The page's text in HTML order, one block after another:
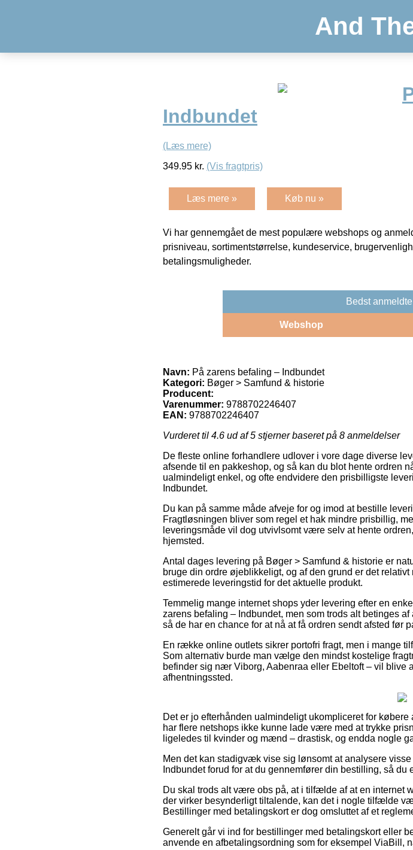
And
Indbundet
(Læs mere)
349.95 kr. (Vis fragtpris)
Læs mere » Køb nu »
Vi har gennemgået de mest populære webshops og
prisniveau, sortimentstørrelse, kundeservice,
betalingsmuligheder.
Bedst
Webshop
Navn: På zarens befaling – Indbundet
Kategori: Bøger > Samfund & historie
Producent:
Varenummer: 9788702246407
EAN: 9788702246407
Vurderet til 4.6 ud af 5 stjerner baseret på 8 anmeldelser
De fleste online forhandlere udlover i vore dage diverse
afsende til en pakkeshop, og så kan du blot hente ordren
ualmindeligt enkel, og ofte endvidere den prisbilligste
Indbundet.
Du kan på samme måde afveje for og imod at bestille
Fragtløsningen bliver som regel et hak mindre prisbillig,
leveringsmåde vil dog utvivlsomt være selv at hente
hjemsted.
Antal dages levering på Bøger > Samfund & historie er
bruge din ordre øjeblikkeligt, og af den grund er det
estimerede leveringstid for det aktuelle produkt.
Temmelig mange internet shops yder levering efter en
zarens befaling – Indbundet, men som trods alt betinges
så de har en chance for at nå at få ordren sendt afsted før
En række online outlets sikrer portofri fragt, men i mange
Som alternativ burde man vælge den mindst kostelige
befinder sig nær Viborg, Aabenraa eller Ebeltoft – vil blive
afhentningssted.
Det er jo efterhånden ualmindeligt ukompliceret for
har flere netshops ikke kunne lade være med at trykke
ligeledes til kvinder og mænd – drastisk, og endda nogle
Men det kan stadigvæk vise sig lønsomt at analysere
Indbundet forud for at du gennemfører din bestilling, så
Du skal trods alt være obs på, at i tilfælde af at en internet
der virker besynderligt tiltalende, kan det i nogle tilfælde
Bestillinger med betalingskort er dog omsluttet af et
Generelt går vi ind for bestillinger med betalingskort eller
anvende en afbetalingsordning som for eksempel ViaBill,